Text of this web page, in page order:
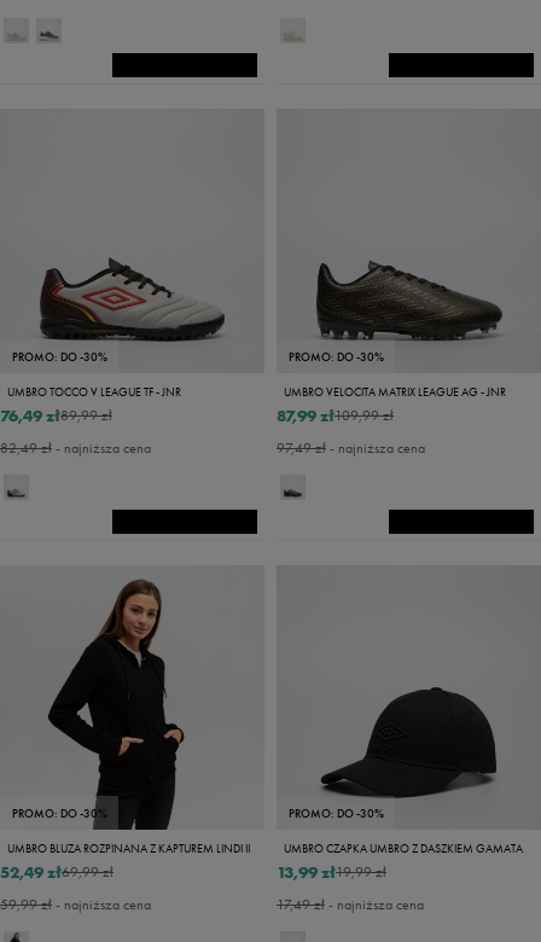
PROMO: DO -30%
UMBRO TOCCO V LEAGUE TF - JNR
89,99 zł
76,49 zł
82,49 zł- najniższa cena
PROMO: DO -30%
UMBRO VELOCITA MATRIX LEAGUE AG - JNR
109,99 zł
87,99 zł
97,49 zł- najniższa cena
PROMO: DO -30%
UMBRO BLUZA ROZPINANA Z KAPTUREM LINDI II
69,99 zł
52,49 zł
59,99 zł- najniższa cena
PROMO: DO -30%
UMBRO CZAPKA UMBRO Z DASZKIEM GAMATA
19,99 zł
13,99 zł
17,49 zł- najniższa cena